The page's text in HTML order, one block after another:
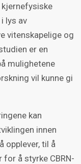
lys av
vitenskapelige og
er en
mulighetene
vil kunne gi
kan
innen
opplever, til å
å styrke CBRN-